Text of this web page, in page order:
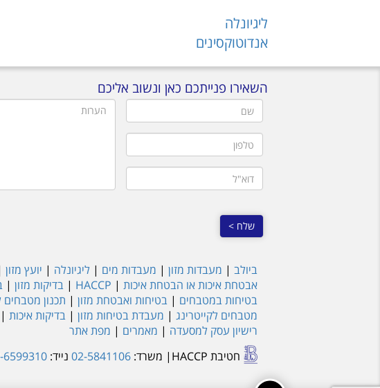
ליגיונלה
אנדוטוקסינים
השאירו פנייתכם כאן ונשוב אליכם
שם
טלפון
דוא"ל
הערות
ביולב | מעבדות מזון | מעבדות מים | ליגיונלה | יועץ מזון
אבטחת איכות או הבטחת איכות |
HACCP
| בדיקות מזון |
בטיחות במטבחים | בטיחות ואבטחת מזון | תכנון
מטבחים לקייטרינג | מעבדת בטיחות מזון | בדיקות איכות |
רישיון עסק למסעדה | מאמרים | מפת אתר
חטיבת HACCP
| משרד: 02-5841106 נייד: 6599310